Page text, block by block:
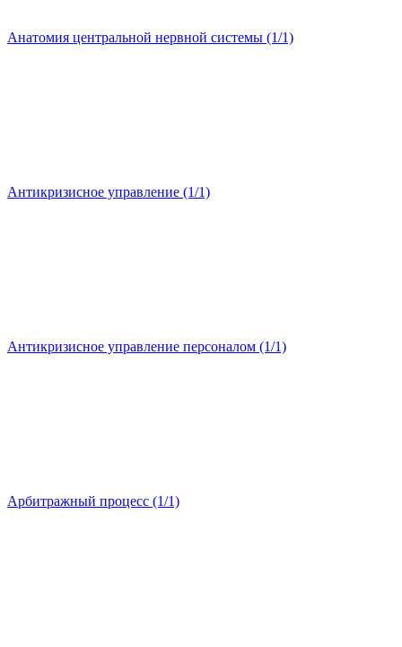
Анатомия центральной нервной системы (1/1)
Антикризисное управление (1/1)
Антикризисное управление персоналом (1/1)
Арбитражный процесс (1/1)